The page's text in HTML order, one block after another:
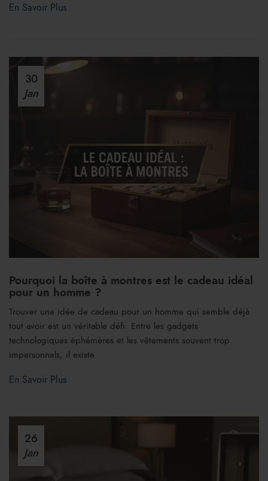
En Savoir Plus
30
Jan
Pourquoi la boîte à montres est le cadeau idéal
pour un homme ?
Trouver une idée de cadeau pour un homme qui semble déjà
tout avoir est un véritable défi. Entre les gadgets
technologiques éphémères et les vêtements souvent trop
impersonnels, il existe
En Savoir Plus
26
Jan